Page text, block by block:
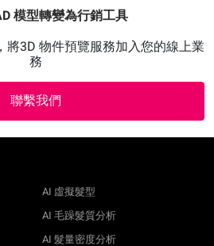
模型轉變為行銷工具
， 將3D 物件預覽服務加入您的線上業
務
聯繫我們
AI 虛擬髮型
AI 毛躁髮質分析
AI 髮量密度分析